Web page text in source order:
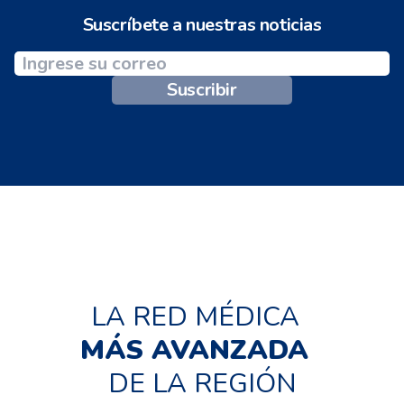
Suscríbete a nuestras noticias
Suscribir
LA RED MÉDICA
MÁS AVANZADA
DE LA REGIÓN